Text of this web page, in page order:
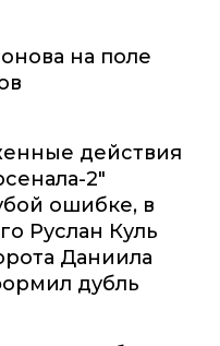
на поле
действия
2"
ошибке, в
Руслан Куль
Даниила
дубль